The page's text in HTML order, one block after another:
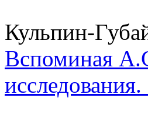
Кульпин-
Вспоминая